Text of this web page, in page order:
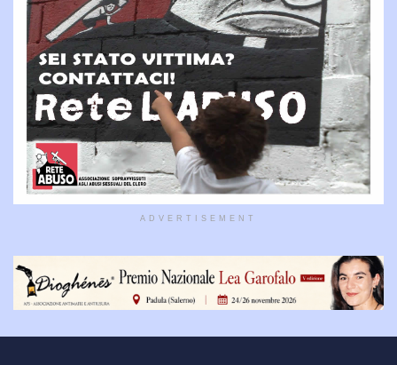
ADVERTISEMENT